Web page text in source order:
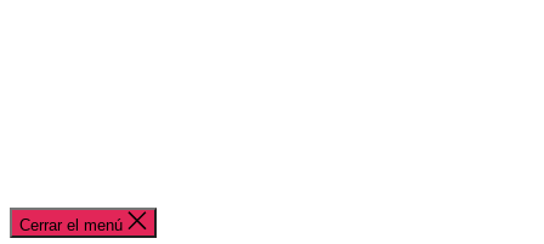
Cerrar el menú